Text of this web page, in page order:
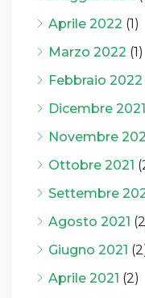
Aprile 2022 (1)
Marzo 2022 (1)
Febbraio 2022
Dicembre 2021
Novembre
Ottobre 2021
Settembre
Agosto 2021
Giugno 2021
Aprile 2021 (2)